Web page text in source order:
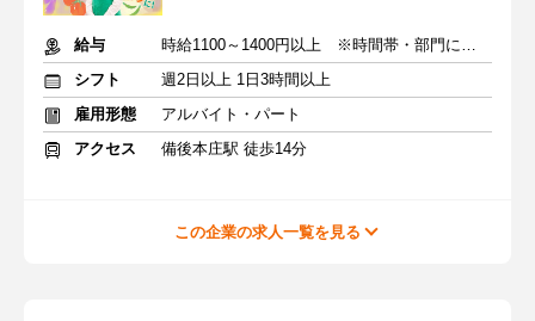
給与
時給1100～1400円以上 ※時間帯・部門による※交通費支給
シフト
週2日以上 1日3時間以上
雇用形態
アルバイト・パート
アクセス
備後本庄駅 徒歩14分
この企業の求人一覧を見る